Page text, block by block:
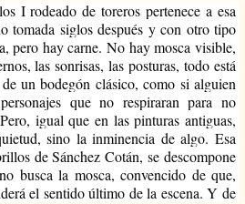
I rodeado de toreros pertenece a esa
tomada siglos después y con otro tipo
pero hay carne. No hay mosca visible,
las sonrisas, las posturas, todo está
un bodegón clásico, como si alguien
que no respiraran para no
igual que en las pinturas antiguas,
sino la inminencia de algo. Esa
de Sánchez Cotán, se descompone
busca la mosca, convencido de que,
el sentido último de la escena. Y de